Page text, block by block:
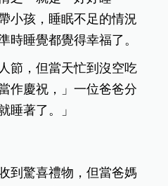
小孩，睡眠不足的情況
時睡覺都覺得幸福了。
節，但當天忙到沒空吃
作慶祝，」一位爸爸分
睡著了。」
到驚喜禮物，但當爸媽